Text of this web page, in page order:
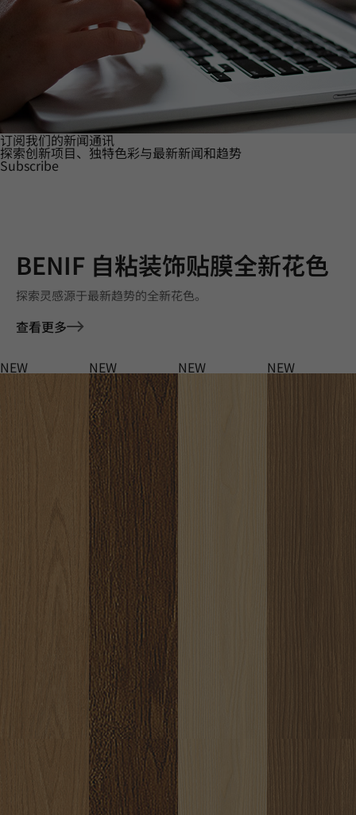
订阅我们的新闻通讯
探索创新项目、独特色彩与最新新闻和趋势
Subscribe
BENIF 自粘装饰贴膜全新花色
探索灵感源于最新趋势的全新花色。
查看更多
NEW NEW NEW NEW